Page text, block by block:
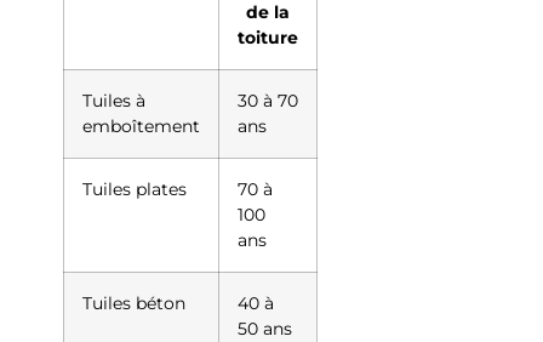
de la
toiture
Tuiles à
emboîtement
30 à 70
ans
Tuiles plates
70 à
100
ans
Tuiles béton
40 à
50 ans